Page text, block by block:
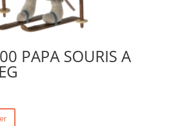
PAPA SOURIS A